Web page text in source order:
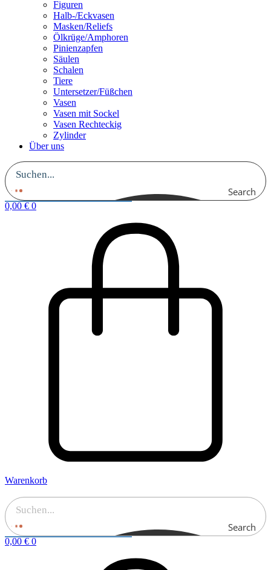
Figuren
Halb-/Eckvasen
Masken/Reliefs
Ölkrüge/Amphoren
Pinienzapfen
Säulen
Schalen
Tiere
Untersetzer/Füßchen
Vasen
Vasen mit Sockel
Vasen Rechteckig
Zylinder
Über uns
Search
0,00 € 0
Warenkorb
Search
0,00 € 0